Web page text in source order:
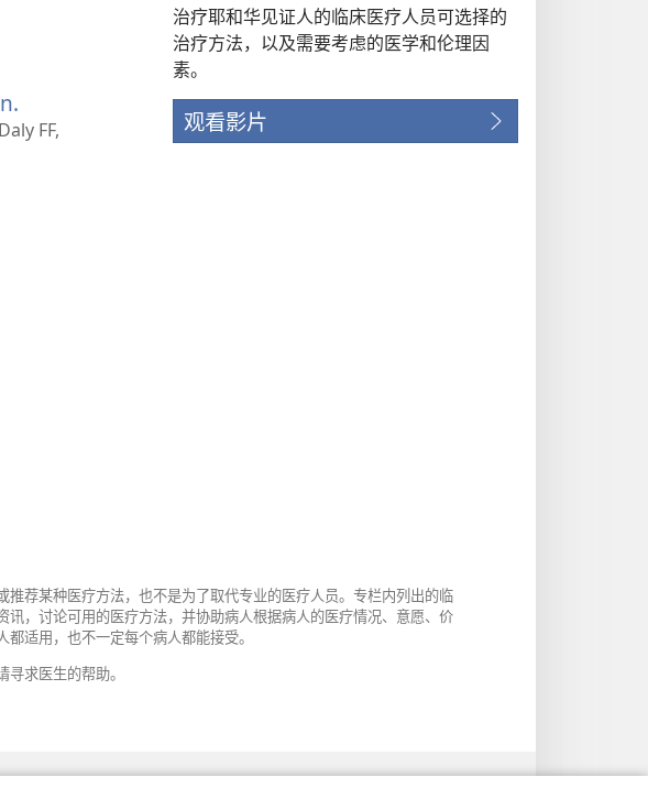
开FF,
治疗耶和华见证人的临床医疗人员可选择的
治疗方法，以及需要考虑的医学和伦理因
素。
观看影片
荐某种医疗方法，也不是为了取代专业的医疗人员。专栏内列出的临
，讨论可用的医疗方法，并协助病人根据病人的医疗情况、意愿、价
适用，也不一定每个病人都能接受。
求医生的帮助。